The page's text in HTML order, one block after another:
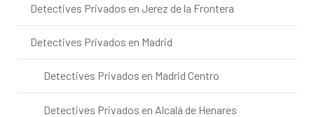
Detectives Privados en Jerez de la Frontera
Detectives Privados en Madrid
Detectives Privados en Madrid Centro
Detectives Privados en Alcalá de Henares